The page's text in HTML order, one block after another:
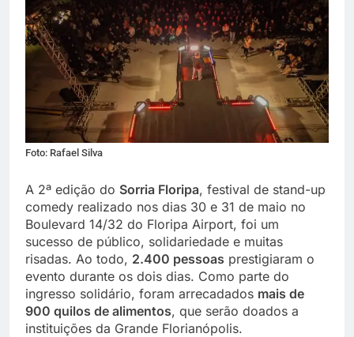
Foto: Rafael Silva
A 2ª edição do Sorria Floripa, festival de stand-up
comedy realizado nos dias 30 e 31 de maio no
Boulevard 14/32 do Floripa Airport, foi um
sucesso de público, solidariedade e muitas
risadas. Ao todo, 2.400 pessoas prestigiaram o
evento durante os dois dias. Como parte do
ingresso solidário, foram arrecadados mais de
900 quilos de alimentos, que serão doados a
instituições da Grande Florianópolis.